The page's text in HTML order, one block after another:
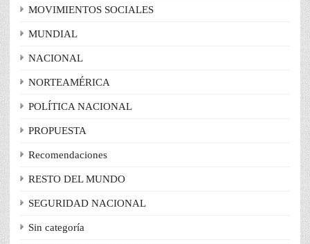
MOVIMIENTOS SOCIALES
MUNDIAL
NACIONAL
NORTEAMÉRICA
POLÍTICA NACIONAL
PROPUESTA
Recomendaciones
RESTO DEL MUNDO
SEGURIDAD NACIONAL
Sin categoría